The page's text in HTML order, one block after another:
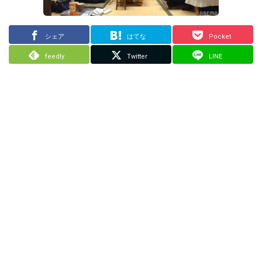
シェア はてな Pocket
feedly Twitter LINE